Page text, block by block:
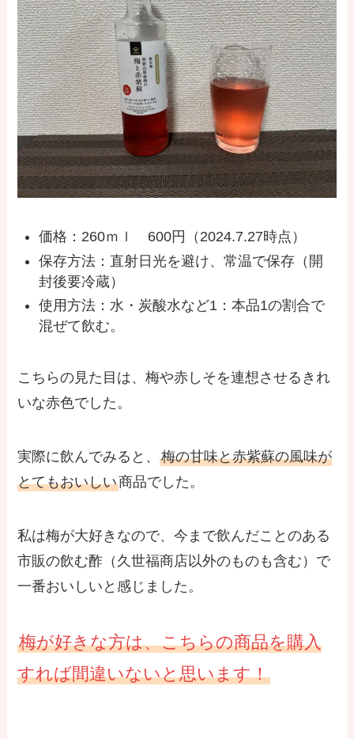
価格：260ｍｌ 600円（2024.7.27時点）
保存方法：直射日光を避け、常温で保存（開
封後要冷蔵）
使用方法：水・炭酸水など1：本品1の割合で
混ぜて飲む。
こちらの見た目は、梅や赤しそを連想させるきれ
いな赤色でした。
実際に飲んでみると、梅の甘味と赤紫蘇の風味が
とてもおいしい商品でした。
私は梅が大好きなので、今まで飲んだことのある
市販の飲む酢（久世福商店以外のものも含む）で
一番おいしいと感じました。
梅が好きな方は、こちらの商品を購入
すれば間違いないと思います！